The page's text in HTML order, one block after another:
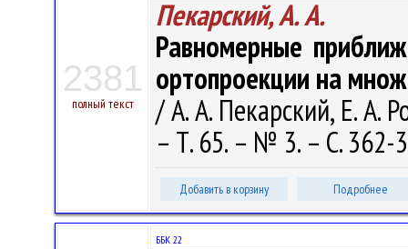
2381
полный текст
Пекарский, А. А.
Равномерные
ортопроекции на
/ А. А. Пекарский, Е. А.
– Т. 65. – № 3. – С. 362-
Добавить в корзину Подробнее
ББК 22